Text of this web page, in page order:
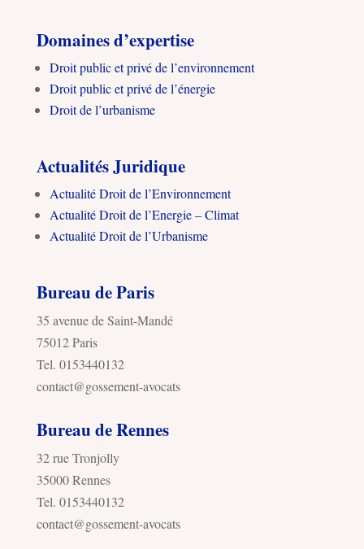
Domaines d’expertise
Droit public et privé de l’environnement
Droit public et privé de l’énergie
Droit de l’urbanisme
Actualités Juridique
Actualité Droit de l’Environnement
Actualité Droit de l’Energie – Climat
Actualité Droit de l’Urbanisme
Bureau de Paris
35 avenue de Saint-Mandé
75012 Paris
Tel. 0153440132
contact@gossement-avocats
Bureau de Rennes
32 rue Tronjolly
35000 Rennes
Tel. 0153440132
contact@gossement-avocats